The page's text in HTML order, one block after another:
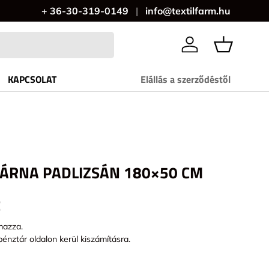
+ 36-30-319-0149 info@textilfarm.hu
Bejelentkezés
KAPCSOLAT Elállás a szerződéstől
PADLIZSÁN 180×50 CM
oldalon kerül kiszámításra.